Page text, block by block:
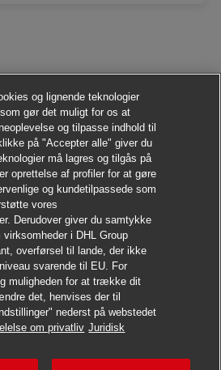
Søg jobbet
og lignende teknologier
gør det muligt for os at
og tilpasse indhold til
på "Accepter alle" giver du
må lagres og tilgås på
oprettelse af profiler for at gøre
og kundetilpassede som
vores
Derudover giver du samtykke
i DHL Group
overførsel til lande, der ikke
svarende til EU. For
muligheden for at trække dit
det, henvises der til
nederst på webstedet
om privatliv Juridisk